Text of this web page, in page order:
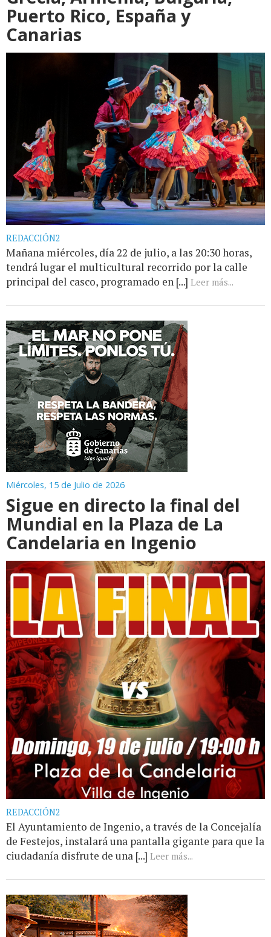
Puerto Rico, España y
Canarias
REDACCIÓN2
Mañana miércoles, día 22 de julio, a las 20:30 horas,
tendrá lugar el multicultural recorrido por la calle
principal del casco, programado en [...] Leer más...
Miércoles, 15 de Julio de 2026
Sigue en directo la final del
Mundial en la Plaza de La
Candelaria en Ingenio
REDACCIÓN2
El Ayuntamiento de Ingenio, a través de la Concejalía
de Festejos, instalará una pantalla gigante para que la
ciudadanía disfrute de una [...] Leer más...